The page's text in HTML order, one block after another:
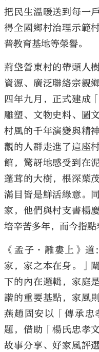
把民生溫暖送到每一
得全國鄉村治理示範
普教育基地等榮譽。
荊垡營東村的帶頭人
資源、廣泛聯絡宗親
四年九月，正式建成
雕塑、文物史料、圖
村風的千年演變與精
觀的人群走進了這座
館，驚訝地感受到在
蓬茸的大樹，根深葉
滿目皆是鮮活綠意。
家，他們與村支書楊
培辛苦多年，而今指點
《孟子·離婁上》道
家，家之本在身。」
下的內在邏輯，家庭
諧的重要基點，家風
燕趙固安以「傳承忠
題，借助「楊氏忠孝
故事分享、好家風評